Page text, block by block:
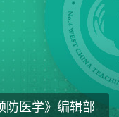
防医学》编辑部